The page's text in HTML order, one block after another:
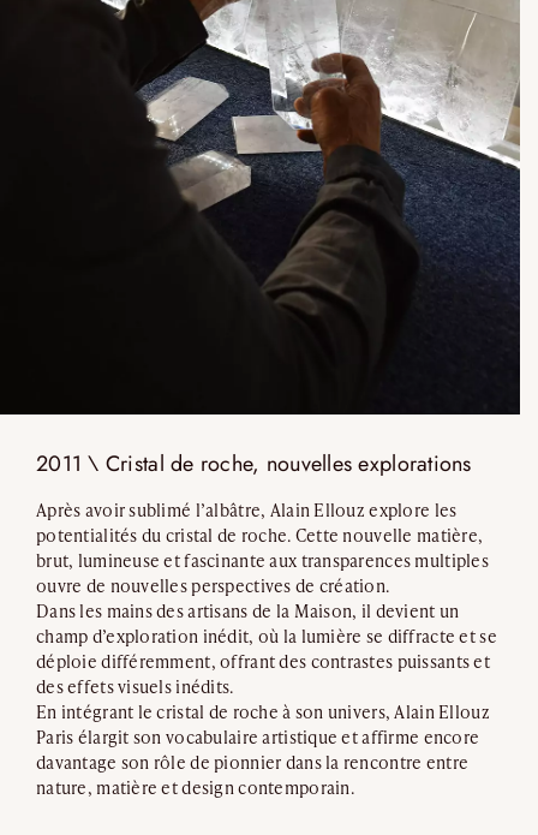
2011 \ Cristal de roche, nouvelles explorations
Après avoir sublimé l’albâtre, Alain Ellouz explore les
potentialités du cristal de roche. Cette nouvelle matière,
brut, lumineuse et fascinante aux transparences multiples
ouvre de nouvelles perspectives de création.
Dans les mains des artisans de la Maison, il devient un
champ d’exploration inédit, où la lumière se diffracte et se
déploie différemment, offrant des contrastes puissants et
des effets visuels inédits.
En intégrant le cristal de roche à son univers, Alain Ellouz
Paris élargit son vocabulaire artistique et affirme encore
davantage son rôle de pionnier dans la rencontre entre
nature, matière et design contemporain.